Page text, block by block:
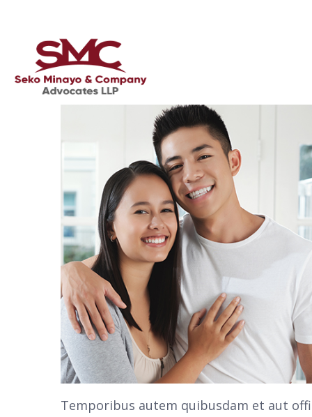
Temporibus autem quibusdam et aut